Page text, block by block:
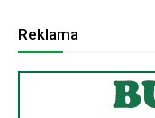
Reklama